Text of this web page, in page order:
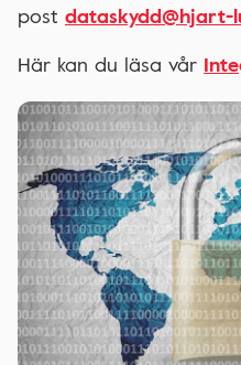
post dataskydd@hjart-
Här kan du läsa vår